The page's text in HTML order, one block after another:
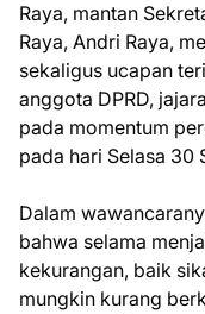
Raya, mantan
Raya, Andri Raya,
sekaligus ucapan
anggota DPRD,
pada momentum
pada hari Selasa 30
Dalam
bahwa selama
kekurangan, baik
mungkin kurang